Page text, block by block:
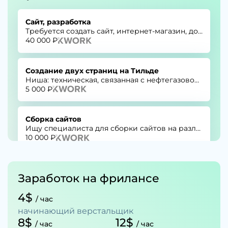
от 20 000 до 45 000 ₽ на руки
ООО Веста • Оренбург
HTML-верстальщик
от 45 000 до 55 000 ₽ на руки
TutorPlace • Санкт-Петербург
Сайт, разработка
Требуется создать сайт, интернет-магазин, до 100 страниц, до 100 товаров.
40 000 ₽
Создание двух страниц на Тильде
Ниша: техническая, связанная с нефтегазовой промышленностью.
5 000 ₽
Сборка сайтов
Ищу специалиста для сборки сайтов на различных платформах для долгосрочного сотрудничества.
10 000 ₽
Нужно добавить слова на 3 страницы сайта
4 000 ₽
Доработать сайт
Заработок на фрилансе
4$ / час
начинающий верстальщик
8$ / час 12$ / час